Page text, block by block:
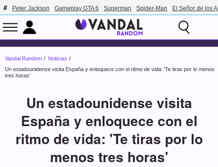
Peter Jackson Gameplay GTA 6 Superman Spider-Man El Señor de los
Vandal Random
Noticias
Un estadounidense visita España y enloquece con el ritmo de vida: 'Te tiras por lo menos
tres horas'
Un estadounidense visita
España y enloquece con el
ritmo de vida: 'Te tiras por lo
menos tres horas'